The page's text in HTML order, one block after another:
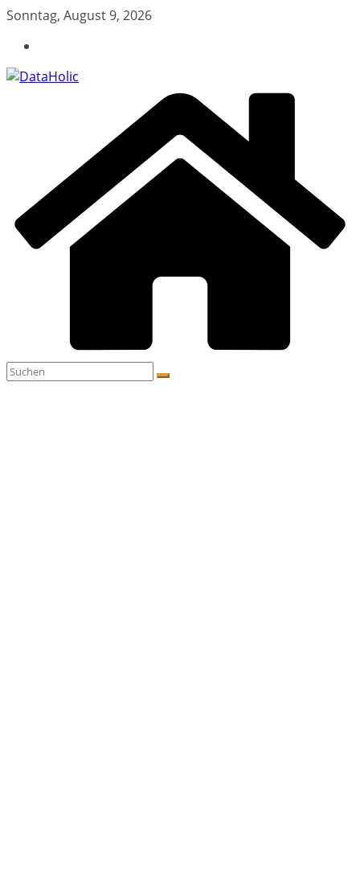
Zum
springen
Sonntag, August 9, 2026